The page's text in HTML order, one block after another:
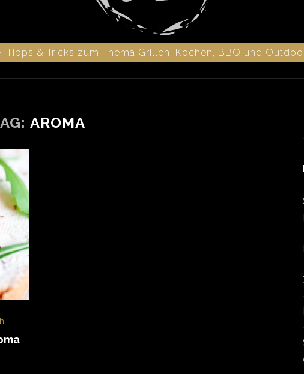
Tipps & Tricks zum Thema Grillen, Kochen, BBQ und
AROMA